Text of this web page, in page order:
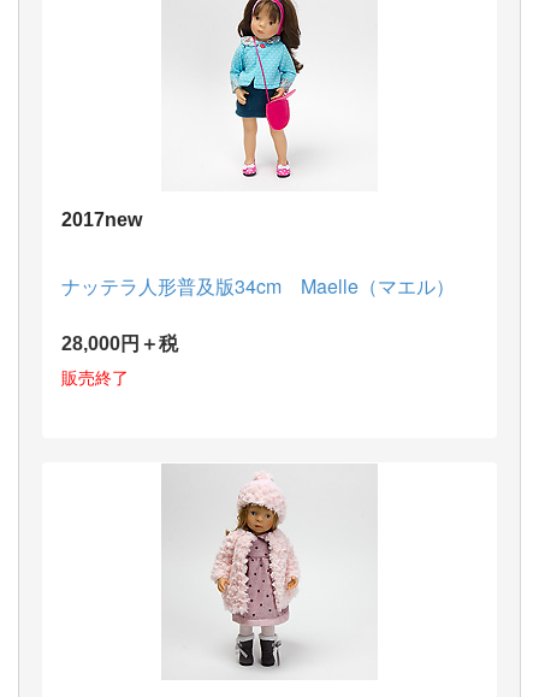
2017new
ナッテラ人形普及版34cm Maelle（マエル）
28,000円＋税
販売終了